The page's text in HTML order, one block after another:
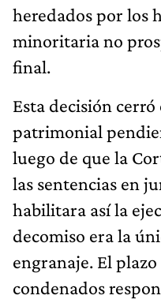
heredados por los
minoritaria no
final.
Esta decisión
patrimonial
luego de que la
las sentencias en
habilitara así la
decomiso era la
engranaje. El
condenados